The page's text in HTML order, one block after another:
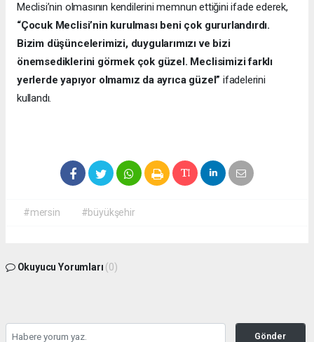
Meclisi’nin olmasının kendilerini memnun ettiğini ifade ederek,
“Çocuk Meclisi’nin kurulması beni çok gururlandırdı.
Bizim düşüncelerimizi, duygularımızı ve bizi
önemsediklerini görmek çok güzel. Meclisimizi farklı
yerlerde yapıyor olmamız da ayrıca güzel” ifadelerini
kullandı.
#mersin #büyükşehir
Okuyucu Yorumları (0)
Gönder